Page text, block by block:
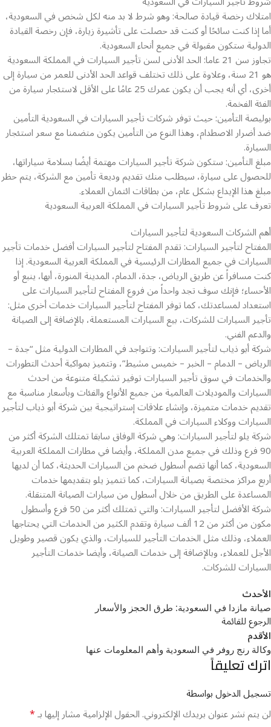
امتلاك رخصة قيادة صالحة: وهو شرط لا بد منه لكل شخص في السعودية،
أما إذا كنت سائحًا أو كنت قد حصلت على تأشيرة زيارة، فإن رخصة القيادة
الدولية ستكون مقبولة في جميع أنحاء السعودية.
تجاوز سن 21 عاما: الحد الأدنى لسن تأجير السيارات في المملكة السعودية
هو 21 سنة، وعلاوة على ذلك تختلف قواعد الحد الأدنى للعمر من سيارة إلى
أخرى، أي أنه يجب أن يكون عمرك 25 عامًا على الأقل لاستئجار سيارة من
الفئة الفخمة.
بوليصة التأمين: حيث توفر شركات تأجير السيارات في السعودية التأمين
ضد أضرار الاصطدام، وهذا النوع من التأمين يكون متضمنا مع سعر استئجار
السيارة.
مبلغ التأمين: ستكون شركة تأجير السيارات مهتمة أيضًا بسلامة سياراتها،
للحصول على سيارة، سيطلب منك تقديم وديعة تأمين مع الشركة، يتم حظر
مبلغ هذا الإيداع بشكل عام، من بطاقات ائتمان العملاء.
تعرف على شروط تأجير السيارات في المملكة العربية السعودية
أهم الشركات السعودية لتأجير السيارات
المفتاح لتأجير السيارات: تقدم المفتاح لتأجير السيارات أفضل خدمات تأجير
السيارات في جميع المطارات الرئيسية في المملكة العربية السعودية. إذا
كنت مسافراً عن طريق الرياض، جدة، الدمام، المدينة المنورة، أبها، ينبع أو
الأحساء؛ فإنك سوف تجد واحداً من فروع المفتاح لتأجير السيارات على
استعداد لمساعدتك، كما توفر المفتاح لتأجير السيارات خدمات أخرى مثل:
تأجير السيارات للشركات، بيع السيارات المستعملة، بالإضافة إلى الصيانة
والدعم الفني.
شركة أبو ذياب لتأجير السيارات: وتتواجد في المطارات الدولية مثل “جدة –
الرياض – الدمام – الخبر – خميس مشيط”، وتتميز بمواكبة أحدث التطورات
والخدمات في سوق تأجير السيارات توفير تشكيلة متنوعة من احدث
السيارات والموديلات العالمية من جميع الأنواع والفئات وبأسعار مناسبة مع
تقديم خدمات متميزة، وإنشاء علاقات إستراتيجية بين شركة أبو ذياب لتأجير
السيارات ووكلاء السيارات في المملكة.
شركة يلو لتأجير السيارات: وهي شركة الوفاق سابقا تمتلك الشركة أكثر من
90 فرع وذلك في جميع مدن المملكة، وأيضا في مطارات المملكة العربية
السعودية، كما أنها تضم أسطول ضخم من السيارات الحديثة، كما أن لديها
أربع مراكز مختصة بصيانة السيارات، كما تتميز يلو بتقديمها خدمات
المساعدة على الطريق من خلال أسطول من سيارات الصيانة المتنقلة.
شركة الأفضل لتأجير السيارات: والتي تمتلك أكثر من 50 فرع وأسطول
مكون من أكثر من 12 ألف سيارة وتقدم الكثير من الخدمات التي يحتاجها
العملاء، وذلك مثل الخدمات التأجير للسيارات، والذي يكون قصير وطويل
الأجل للعملاء، وبالإضافة إلى خدمات الصيانة، وأيضا خدمات التأجير
السيارات للشركات.
الأحدث
صيانة مازدا في السعودية: طرق الحجز والأسعار
الرجوع للقائمة
الأقدم
وكالة رنج روفر في السعودية وأهم المعلومات عنها
اترك تعليقاً
تسجيل الدخول بواسطة
لن يتم نشر عنوان بريدك الإلكتروني.الحقول الإلزامية مشار إليها بـ*